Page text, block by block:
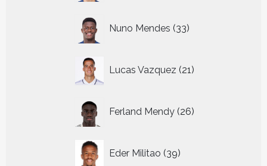
Nuno Mendes 33
producten
Lucas Vazquez 21
producten
Ferland Mendy 26
producten
Eder Militao 39
producten